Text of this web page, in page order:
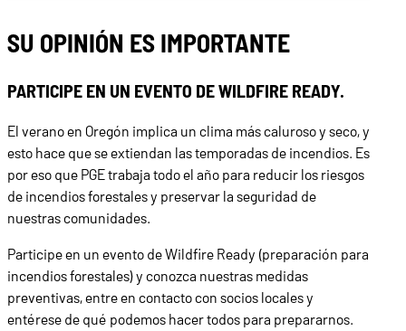
SU OPINIÓN ES IMPORTANTE
PARTICIPE EN UN EVENTO DE WILDFIRE READY.
El verano en Oregón implica un clima más caluroso y seco, y
esto hace que se extiendan las temporadas de incendios. Es
por eso que PGE trabaja todo el año para reducir los riesgos
de incendios forestales y preservar la seguridad de
nuestras comunidades.
Participe en un evento de Wildfire Ready (preparación para
incendios forestales) y conozca nuestras medidas
preventivas, entre en contacto con socios locales y
entérese de qué podemos hacer todos para prepararnos.